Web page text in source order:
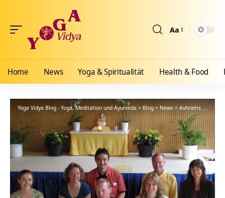
Aa
Home News Yoga & Spiritualität Health & Food
Yoga Vidya Blog - Yoga, Meditation und Ayurveda >Blog>News>Ashrams> Bad